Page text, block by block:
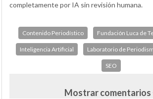
completamente por IA sin revisión humana.
Contenido Periodístico Fundación Luca de
Inteligencia Artificial Laboratorio de
SEO
Mostrar comentarios